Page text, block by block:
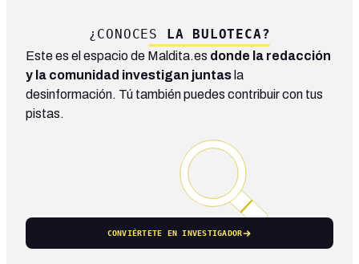
¿CONOCES LA BULOTECA?
Este es el espacio de Maldita.es donde la redacción
y la comunidad investigan juntas la
desinformación. Tú también puedes contribuir con tus
pistas.
CONVIÉRTETE EN INVESTIGADOR